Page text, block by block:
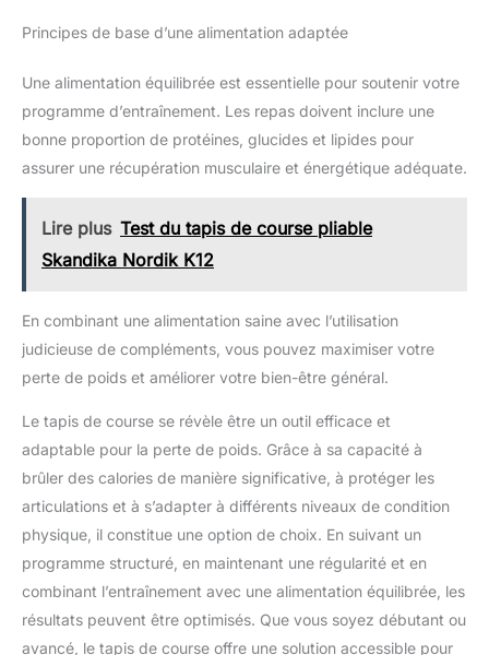
Principes de base d’une alimentation adaptée
Une alimentation équilibrée est essentielle pour soutenir votre
programme d’entraînement. Les repas doivent inclure une
bonne proportion de protéines, glucides et lipides pour
assurer une récupération musculaire et énergétique adéquate.
Lire plus Test du tapis de course pliable
Skandika Nordik K12
En combinant une alimentation saine avec l’utilisation
judicieuse de compléments, vous pouvez maximiser votre
perte de poids et améliorer votre bien-être général.
Le tapis de course se révèle être un outil efficace et
adaptable pour la perte de poids. Grâce à sa capacité à
brûler des calories de manière significative, à protéger les
articulations et à s’adapter à différents niveaux de condition
physique, il constitue une option de choix. En suivant un
programme structuré, en maintenant une régularité et en
combinant l’entraînement avec une alimentation équilibrée, les
résultats peuvent être optimisés. Que vous soyez débutant ou
avancé, le tapis de course offre une solution accessible pour